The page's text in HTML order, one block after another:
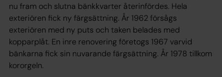
nu fram och slutna bänkkvarter återinfördes. Hela
exteriören fick ny färgsättning. År 1962 försågs
exteriören med ny puts och taken belades med
kopparplåt. En inre renovering företogs 1967 varvid
bänkarna fick sin nuvarande färgsättning. År 1978 tillkom
kororgeln.